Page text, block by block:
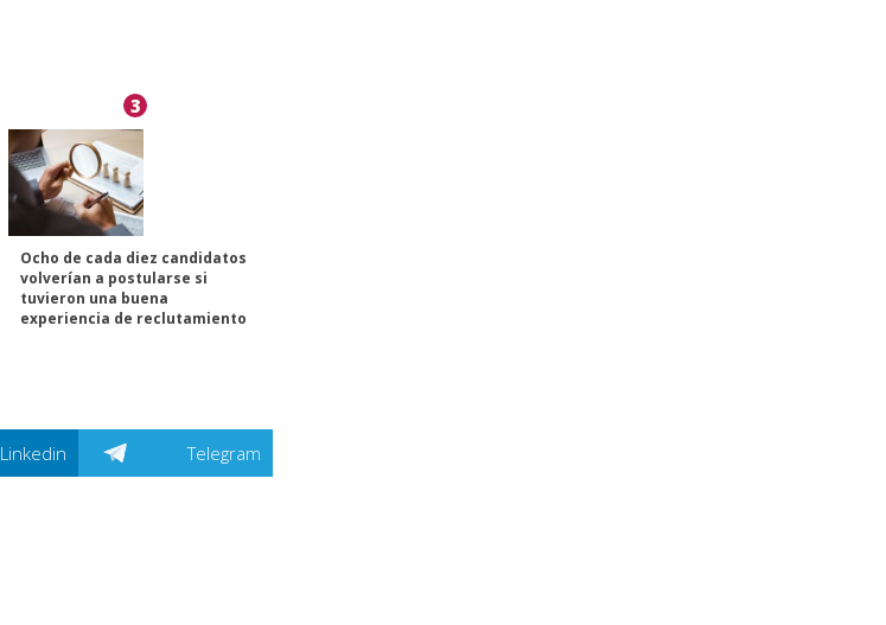
3
Ocho de cada diez candidatos
volverían a postularse si
tuvieron una buena
experiencia de reclutamiento
Linkedin Telegram